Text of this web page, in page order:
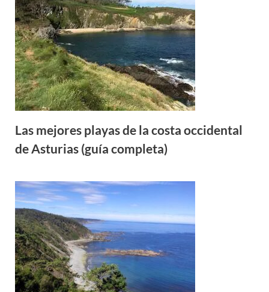
Las mejores playas de la costa occidental
de Asturias (guía completa)